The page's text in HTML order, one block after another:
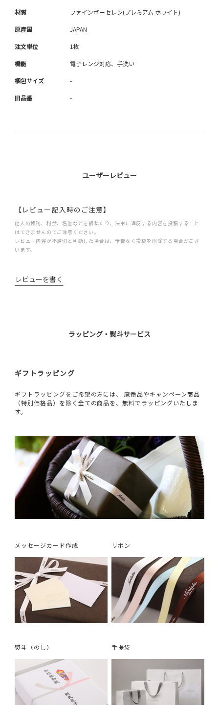
材質 ファインポーセレン(プレミアム ホワイト)
原産国 JAPAN
注文単位 1枚
機能 電子レンジ対応、手洗い
梱包サイズ -
旧品番 -
ユーザーレビュー
【レビュー記入時のご注意】
他人の権利、利益、名誉などを損ねたり、法令に違反する内容を投稿すること
はできませんのでご注意ください。
レビュー内容が不適切と判断した場合は、予告なく投稿を削除する場合がござ
います。
レビューを書く
ラッピング・熨斗サービス
ギフトラッピング
ギフトラッピングをご希望の方には、 廃番品やキャンペーン商品
（特別価格品）を除く全ての商品を、無料でラッピングいたしま
す。
メッセージカード作成 リボン
熨斗（のし） 手提袋